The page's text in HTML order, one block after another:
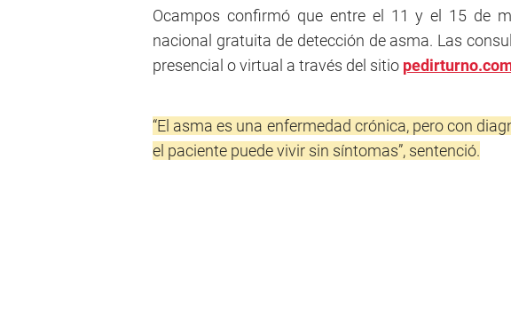
Ocampos confirmó que entre el 11 y el 15 de
nacional gratuita de detección de asma. Las
presencial o virtual a través del sitio
“El asma es una enfermedad crónica, pero con
el paciente puede vivir sin síntomas”, sentenció.